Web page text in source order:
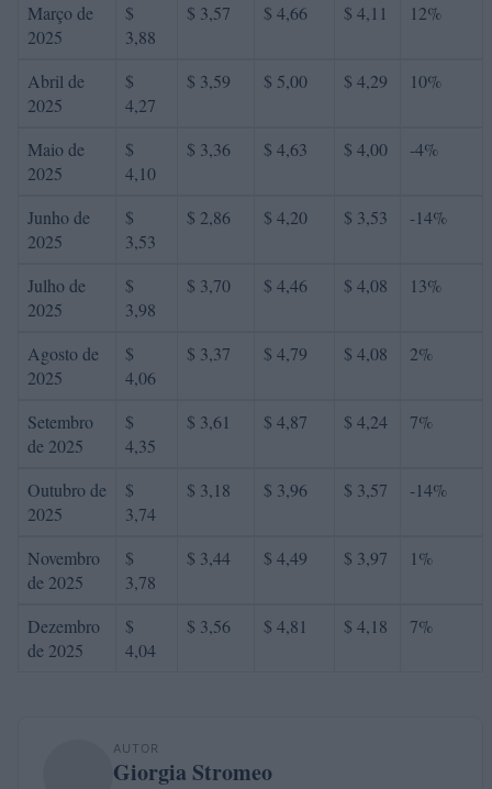
Março de
2025
$
3,88
$ 3,57 $ 4,66 $ 4,11 12%
Abril de
2025
$
4,27
$ 3,59 $ 5,00 $ 4,29 10%
Maio de
2025
$
4,10
$ 3,36 $ 4,63 $ 4,00 -4%
Junho de
2025
$
3,53
$ 2,86 $ 4,20 $ 3,53 -14%
Julho de
2025
$
3,98
$ 3,70 $ 4,46 $ 4,08 13%
Agosto de
2025
$
4,06
$ 3,37 $ 4,79 $ 4,08 2%
Setembro
de 2025
$
4,35
$ 3,61 $ 4,87 $ 4,24 7%
Outubro de
2025
$
3,74
$ 3,18 $ 3,96 $ 3,57 -14%
Novembro
de 2025
$
3,78
$ 3,44 $ 4,49 $ 3,97 1%
Dezembro
de 2025
$
4,04
$ 3,56 $ 4,81 $ 4,18 7%
AUTOR
Giorgia Stromeo